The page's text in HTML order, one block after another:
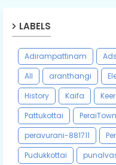
LABELS
Adirampattinam Ads
All
aranthangi
History
Kaifa
Pattukottai
PeraiTown
peravurani-881711
Pudukkottai